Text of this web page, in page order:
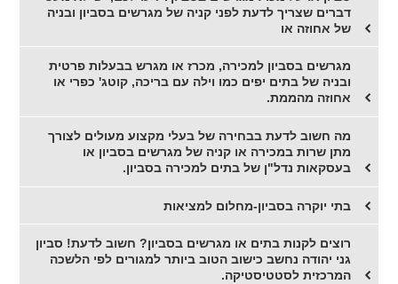
דברים שצריך לדעת לפני קניה של מגרשים בסביון ובניה
של אחוזה או
מגרשים בסביון למכירה, מכרז או מגרש בבעלות פרטית
ובניה של בתים יפים כמו וילה עם בריכה, קוטג' כפרי או
אחוזה מהממת.
מה חשוב לדעת בבחירה של בעלי מקצוע מעולים לצורך
מתן שרות במכירה או קניה של מגרשים בסביון או
בעסקאות נדל"ן של בתים למכירה בסביון.
בתי יוקרה בסביון-מחלום למציאות
רוצים לקנות בתים או מגרשים בסביון? חשוב לדעת! סביון
גני יהודה נחשב כישוב הטוב ביותר למגורים לפי הלשכה
המרכזית לסטטיסטיקה.